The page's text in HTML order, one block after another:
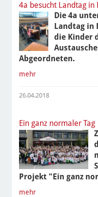
4a besucht Landtag in
Die 4a
Landtag in
die Kinder
Abgeordneten.
mehr
26.04.2018
Ein ganz normaler Tag
Projekt "Ein ganz
mehr